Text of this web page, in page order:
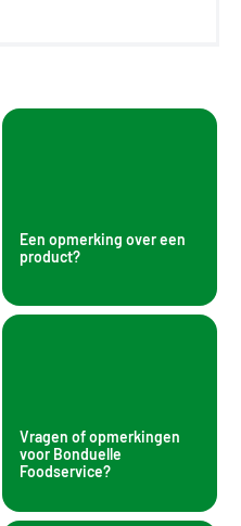
Een opmerking over een
product?
Vragen of opmerkingen
voor Bonduelle
Foodservice?